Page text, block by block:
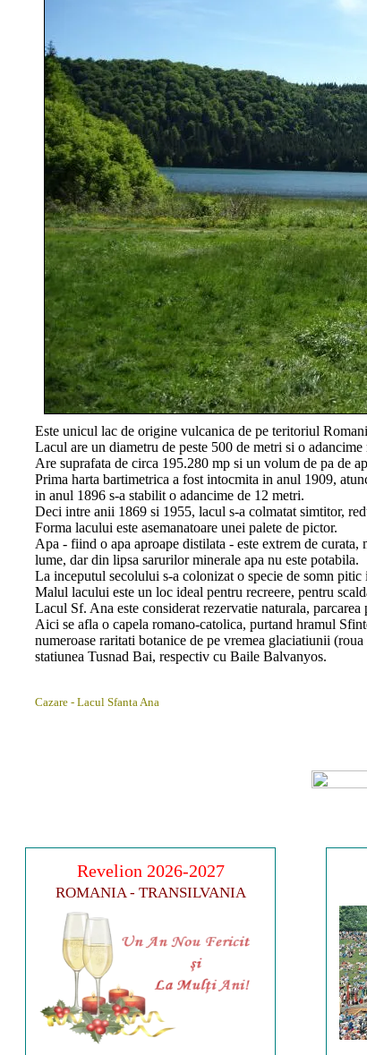
Este unicul lac de origine vulcanica de pe teritoriul
Lacul are un diametru de peste 500 de metri si o
Are suprafata de circa 195.280 mp si un volum de pa de
Prima harta bartimetrica a fost intocmita in anul 1909,
in anul 1896 s-a stabilit o adancime de 12 metri.
Deci intre anii 1869 si 1955, lacul s-a colmatat simtitor,
Forma lacului este asemanatoare unei palete de pictor.
Apa - fiind o apa aproape distilata - este extrem de
lume, dar din lipsa sarurilor minerale apa nu este potabila.
La inceputul secolului s-a colonizat o specie de somn pitic
Malul lacului este un loc ideal pentru recreere, pentru
Lacul Sf. Ana este considerat rezervatie naturala,
Aici se afla o capela romano-catolica, purtand hramul
numeroase raritati botanice de pe vremea glaciatiunii
statiunea Tusnad Bai, respectiv cu Baile Balvanyos.
Cazare - Lacul Sfanta Ana
Revelion 2026-2027
ROMANIA - TRANSILVANIA